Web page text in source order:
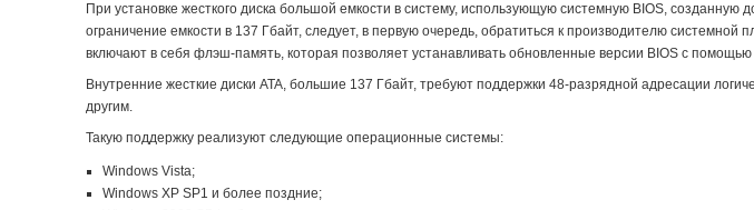
При установке жесткого диска большой емкости в систему, использующую системную BIOS,
ограничение емкости в 137 Гбайт, следует, в первую очередь, обратиться к производителю
включают в себя флэш-память, которая позволяет устанавливать обновленные версии BIOS с
Внутренние жесткие диски ATA, большие 137 Гбайт, требуют поддержки 48-разрядной адресации
другим.
Такую поддержку реализуют следующие операционные системы:
Windows Vista;
Windows XP SP1 и более поздние;